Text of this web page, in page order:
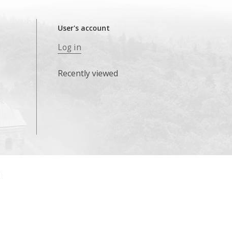
User's account
Log in
Recently viewed